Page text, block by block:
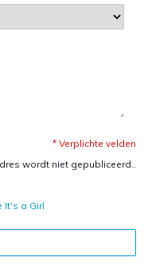
* Verplichte velden
wordt niet gepubliceerd..
It's a Girl